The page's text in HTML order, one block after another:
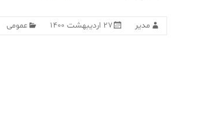
مدیر ۲۷ اردیبهشت ۱۴۰۰ عمومی